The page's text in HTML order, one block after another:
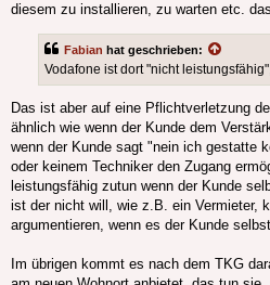
diesem zu installieren, zu warten etc.
Fabian hat geschrieben:
Vodafone ist dort "nicht
Das ist aber auf eine Pflichtverletzung
ähnlich wie wenn der Kunde dem
wenn der Kunde sagt "nein ich gestatte
oder keinem Techniker den Zugang
leistungsfähig zutun wenn der Kunde
ist der nicht will, wie z.B. ein Vermieter,
argumentieren, wenn es der Kunde
Im übrigen kommt es nach dem TKG